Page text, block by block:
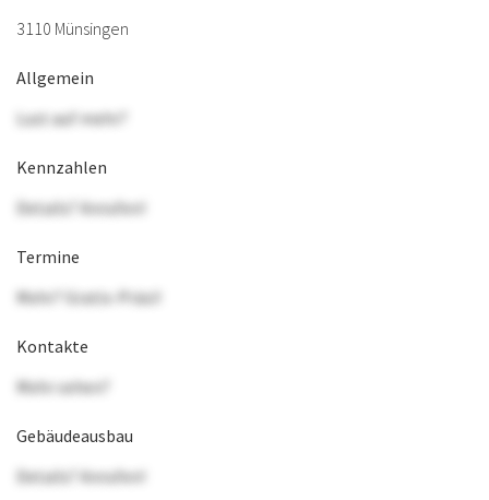
3110 Münsingen
Allgemein
Lust auf mehr?
Kennzahlen
Details? Anrufen!
Termine
Mehr? Gratis-Präsi!
Kontakte
Mehr sehen?
Gebäudeausbau
Details? Anrufen!